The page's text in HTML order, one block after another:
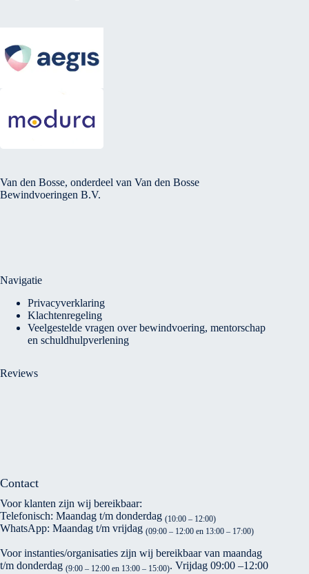
Van den Bosse, onderdeel van Van den Bosse
Bewindvoeringen B.V.
Navigatie
Privacyverklaring
Klachtenregeling
Veelgestelde vragen over bewindvoering, mentorschap
en schuldhulpverlening
Reviews
Contact
Voor klanten zijn wij bereikbaar:
Telefonisch: Maandag t/m donderdag (10:00 – 12:00)
WhatsApp: Maandag t/m vrijdag (09:00 – 12:00 en 13:00 – 17:00)
Voor instanties/organisaties zijn wij bereikbaar van maandag
t/m donderdag (9:00 – 12:00 en 13:00 – 15:00). Vrijdag 09:00 –12:00